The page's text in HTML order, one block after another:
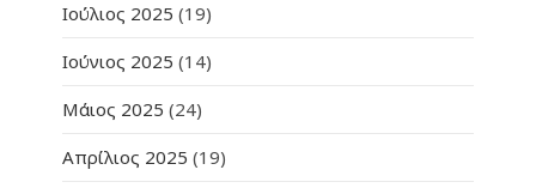
Ιούλιος 2025 (19)
Ιούνιος 2025 (14)
Μάιος 2025 (24)
Απρίλιος 2025 (19)